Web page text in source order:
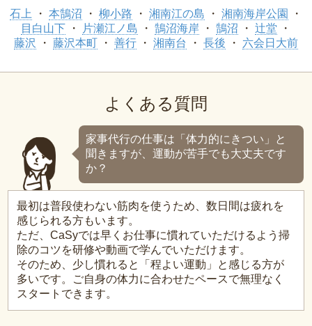
石上 本鵠沼 柳小路 湘南江の島
湘南海岸公園
目白山下
片瀬江ノ島 鵠沼海岸 鵠沼
辻堂
藤沢
藤沢本町 善行 湘南台 長後 六会日大前
よくある質問
家事代行の仕事は「体力的にきつい」と
聞きますが、運動が苦手でも大丈夫です
か？
最初は普段使わない筋肉を使うため、数日間は疲れを
感じられる方もいます。
ただ、CaSyでは早くお仕事に慣れていただけるよう掃
除のコツを研修や動画で学んでいただけます。
そのため、少し慣れると「程よい運動」と感じる方が
多いです。ご自身の体力に合わせたペースで無理なく
スタートできます。